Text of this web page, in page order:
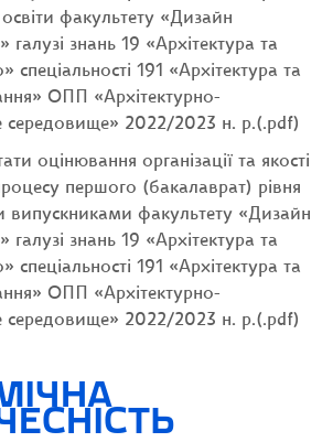
факультету «Дизайн
галузі знань 19 «Архітектура та
спеціальності 191 «Архітектура та
ОПП «Архітектурно-
середовище» 2022/2023 н. р.(.pdf)
оцінювання організації та якості
першого (бакалаврат) рівня
випускниками факультету «Дизайн
галузі знань 19 «Архітектура та
спеціальності 191 «Архітектура та
ОПП «Архітектурно-
середовище» 2022/2023 н. р.(.pdf)